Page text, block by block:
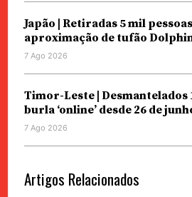
Japão | Retiradas 5 mil
aproximação de tufão
7 Ago 2026
Timor-Leste | Desmantelados
burla ‘online’ desde 26 de
7 Ago 2026
Artigos Relacionados